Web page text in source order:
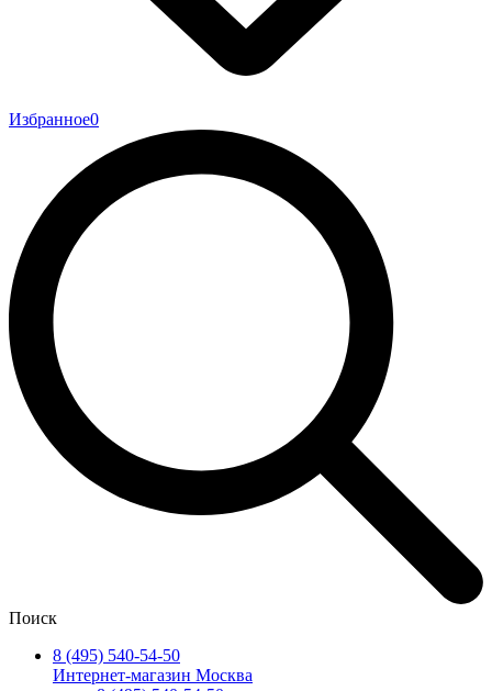
Избранное0
Поиск
8 (495) 540-54-50
Интернет-магазин Москва